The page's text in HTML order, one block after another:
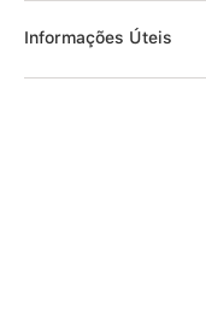
Informações Úteis